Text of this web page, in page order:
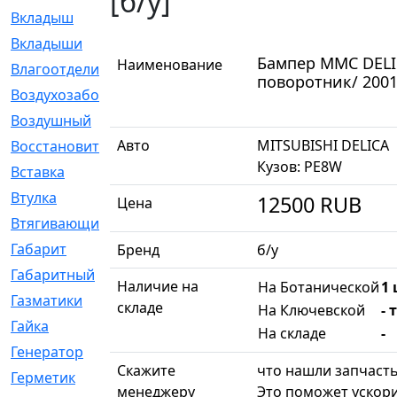
Вкладыш
[41]
Вкладыши
Влагоотделитель
[2]
Воздухозаборник
Воздушный
Восстановительный
Вставка
Втулка
[1875]
Втягивающий
Габарит
[286]
Габаритный
[6]
Газматики
[117]
Гайка
Генератор
[148]
Герметик
[15]
Наименование
Бампер MMC
поворотник/
Авто
MITSUBISHI DELICA
Кузов: PE8W
Цена
12500 RUB
Бренд
б/у
Наличие на
складе
На Ботанической1
На Ключевской
-
На складе
-
Скажите
менеджеру
что нашли
Это поможет